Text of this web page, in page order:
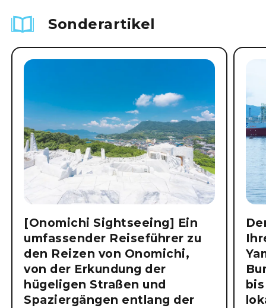
Sonderartikel
[Onomichi Sightseeing] Ein
umfassender Reiseführer zu
den Reizen von Onomichi,
von der Erkundung der
hügeligen Straßen und
Spaziergängen entlang der